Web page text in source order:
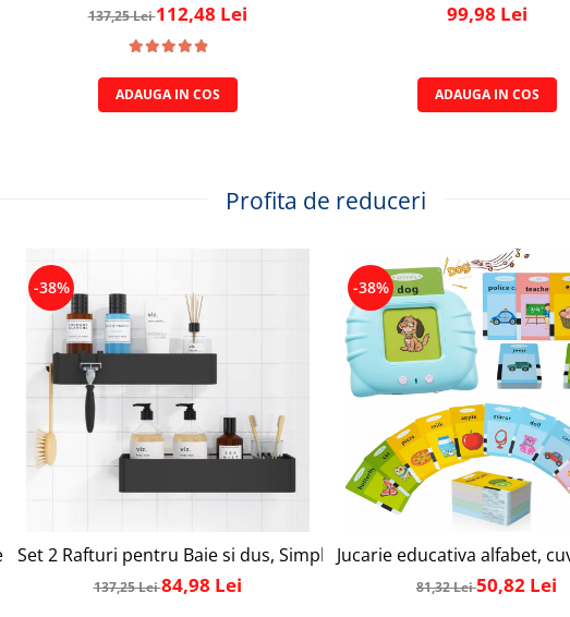
137,25 Lei112,48 Lei
ADAUGA IN COS
99,98 Lei
ADAUGA IN COS
Profita de reduceri
pentru Prosoape din Otel Inoxidabil, Montare Usoara fara
-38%
Set 2 Rafturi pentru Baie si dus, Simply Joy, din Otel Inoxidabil, cu
137,25 Lei84,98 Lei
-38%
Jucarie educativa alfabet,
81,32 Lei50,82 Lei